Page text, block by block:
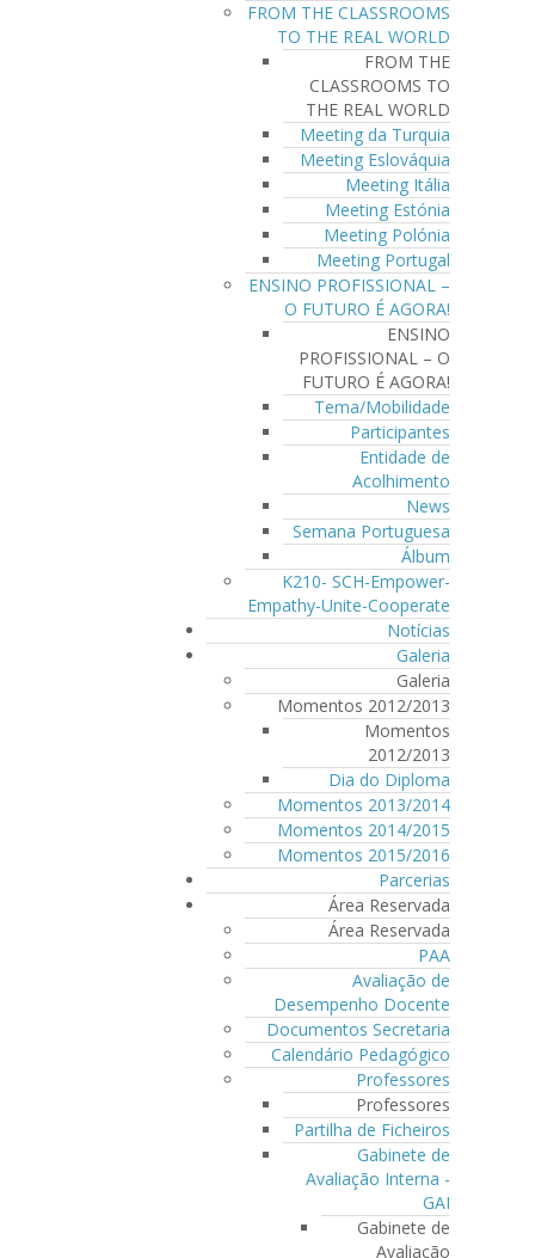
FROM THE CLASSROOMS
TO THE REAL WORLD
FROM THE
CLASSROOMS TO
THE REAL WORLD
Meeting da Turquia
Meeting Eslováquia
Meeting Itália
Meeting Estónia
Meeting Polónia
Meeting Portugal
ENSINO PROFISSIONAL –
O FUTURO É AGORA!
ENSINO
PROFISSIONAL – O
FUTURO É AGORA!
Tema/Mobilidade
Participantes
Entidade de
Acolhimento
News
Semana Portuguesa
Álbum
K210- SCH-Empower-
Empathy-Unite-Cooperate
Notícias
Galeria
Galeria
Momentos 2012/2013
Momentos
2012/2013
Dia do Diploma
Momentos 2013/2014
Momentos 2014/2015
Momentos 2015/2016
Parcerias
Área Reservada
Área Reservada
PAA
Avaliação de
Desempenho Docente
Documentos Secretaria
Calendário Pedagógico
Professores
Professores
Partilha de Ficheiros
Gabinete de
Avaliação Interna -
GAI
Gabinete de
Avaliação